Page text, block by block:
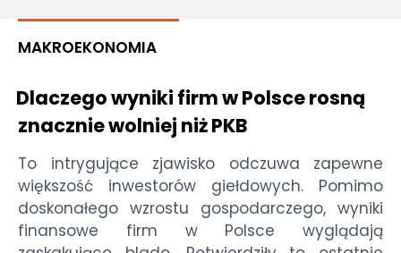
MAKROEKONOMIA
Dlaczego wyniki firm w Polsce rosną
znacznie wolniej niż PKB
To intrygujące zjawisko odczuwa zapewne
większość inwestorów giełdowych. Pomimo
doskonałego wzrostu gospodarczego, wyniki
finansowe firm w Polsce wyglądają